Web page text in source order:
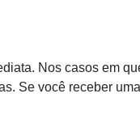
Nos casos em
Se você receber